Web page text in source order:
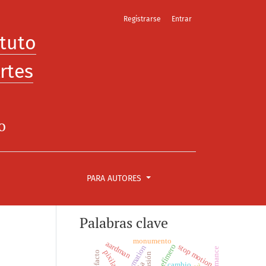
PARA AUTORES
Registrarse Entrar
Palabras clave
stop motion
aardman monumento